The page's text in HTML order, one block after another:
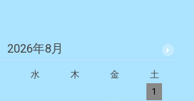
2026年8月
水 木 金
土
1